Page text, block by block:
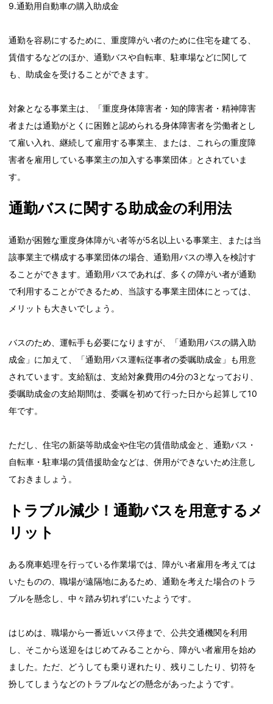
9.通勤用自動車の購入助成金
通勤を容易にするために、重度障がい者のために住宅を建てる、
賃借するなどのほか、通勤バスや自転車、駐車場などに関して
も、助成金を受けることができます。
対象となる事業主は、「重度身体障害者・知的障害者・精神障害
者または通勤がとくに困難と認められる身体障害者を労働者とし
て雇い入れ、継続して雇用する事業主、または、これらの重度障
害者を雇用している事業主の加入する事業団体」とされていま
す。
通勤バスに関する助成金の利用法
通勤が困難な重度身体障がい者等が5名以上いる事業主、または当
該事業主で構成する事業団体の場合、通勤用バスの導入を検討す
ることができます。通勤用バスであれば、多くの障がい者が通勤
で利用することができるため、当該する事業主団体にとっては、
メリットも大きいでしょう。
バスのため、運転手も必要になりますが、「通勤用バスの購入助
成金」に加えて、「通勤用バス運転従事者の委嘱助成金」も用意
されています。支給額は、支給対象費用の4分の3となっており、
委嘱助成金の支給期間は、委嘱を初めて行った日から起算して10
年です。
ただし、住宅の新築等助成金や住宅の賃借助成金と、通勤バス・
自転車・駐車場の賃借援助金などは、併用ができないため注意し
ておきましょう。
トラブル減少！通勤バスを用意するメ
リット
ある廃車処理を行っている作業場では、障がい者雇用を考えては
いたものの、職場が遠隔地にあるため、通勤を考えた場合のトラ
ブルを懸念し、中々踏み切れずにいたようです。
はじめは、職場から一番近いバス停まで、公共交通機関を利用
し、そこから送迎をはじめてみることから、障がい者雇用を始め
ました。ただ、どうしても乗り遅れたり、残りこしたり、切符を
扮してしまうなどのトラブルなどの懸念があったようです。